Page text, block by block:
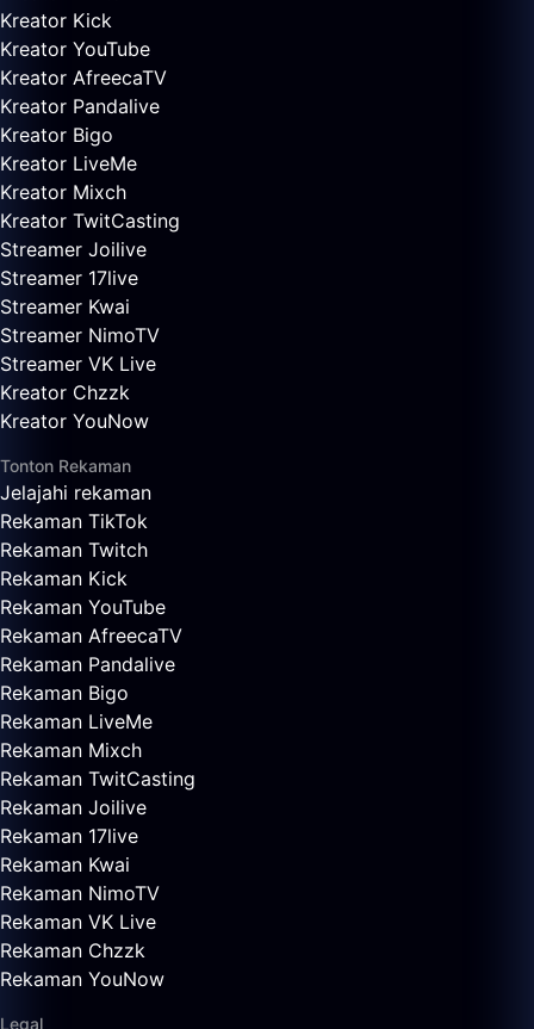
Kreator Kick
Kreator YouTube
Kreator AfreecaTV
Kreator Pandalive
Kreator Bigo
Kreator LiveMe
Kreator Mixch
Kreator TwitCasting
Streamer Joilive
Streamer 17live
Streamer Kwai
Streamer NimoTV
Streamer VK Live
Kreator Chzzk
Kreator YouNow
Tonton Rekaman
Jelajahi rekaman
Rekaman TikTok
Rekaman Twitch
Rekaman Kick
Rekaman YouTube
Rekaman AfreecaTV
Rekaman Pandalive
Rekaman Bigo
Rekaman LiveMe
Rekaman Mixch
Rekaman TwitCasting
Rekaman Joilive
Rekaman 17live
Rekaman Kwai
Rekaman NimoTV
Rekaman VK Live
Rekaman Chzzk
Rekaman YouNow
Legal